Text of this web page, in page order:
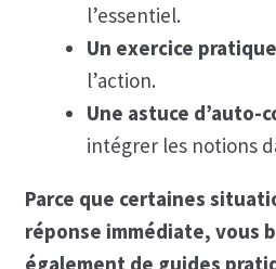
l’essentiel.
Un exercice pratique
l’action.
Une astuce d’auto-
intégrer les notions
Parce que certaines
réponse immédiate, vous
également de guides